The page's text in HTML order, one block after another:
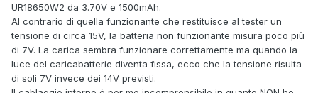
UR18650W2 da 3.70V e 1500mAh.
Al contrario di quella funzionante che restituisce al tester un
tensione di circa 15V, la batteria non funzionante misura poco più
di 7V. La carica sembra funzionare correttamente ma quando la
luce del caricabatterie diventa fissa, ecco che la tensione risulta
di soli 7V invece dei 14V previsti.